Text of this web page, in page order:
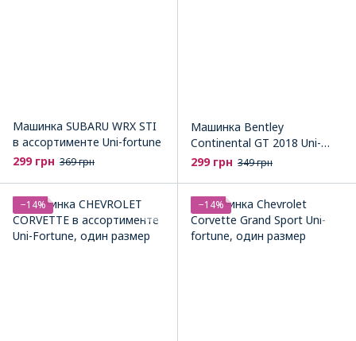
Машинка SUBARU WRX STI
в ассортименте Uni-fortune
299 грн 369 грн
Машинка Bentley
Continental GT 2018 Uni-
fortune
299 грн 349 грн
−14% −14%